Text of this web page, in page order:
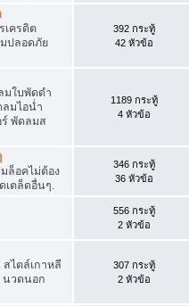
เครดิต
ปลอดภัย
392 กระทู้
42 หัวข้อ
มใบพัดดำ
มไอน่ำ
พัดลมส
1189 กระทู้
4 หัวข้อ
ล็อคไม่ต้อง
ตล็ดอื่นๆ.
346 กระทู้
36 หัวข้อ
556 กระทู้
2 หัวข้อ
ไตล์เกาหลี
นวดนอก
307 กระทู้
2 หัวข้อ